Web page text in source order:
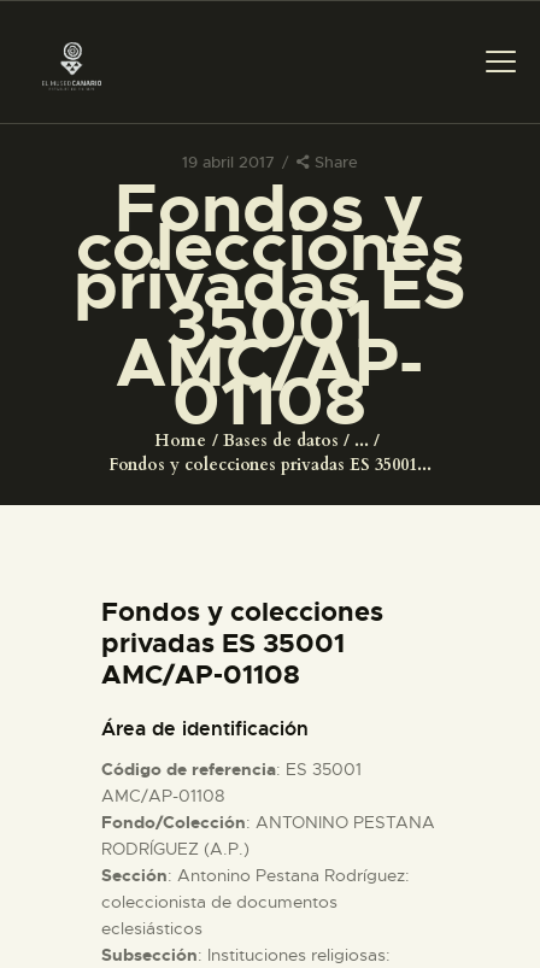
19 abril 2017 Share
Fondos y
colecciones
privadas ES
35001
AMC/AP-
01108
Home Bases de datos
...
Fondos y colecciones privadas ES 35001...
PREPARAR LA VISITA
ACTIVIDADES
█
EL MUSEO
ESPAÑOL
ACTIVIDADES
█
EL MUSEO
Fondos y colecciones
privadas ES 35001
AMC/AP-01108
Área de identificación
Código de referencia: ES 35001
AMC/AP-01108
Fondo/Colección: ANTONINO PESTANA
RODRÍGUEZ (A.P.)
Sección: Antonino Pestana Rodríguez:
coleccionista de documentos
eclesiásticos
Subsección: Instituciones religiosas: